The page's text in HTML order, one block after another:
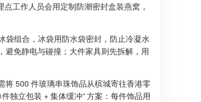
工作人员会用定制防潮密封盒装燕窝，
袋组合，冰袋用防水袋密封，防止冷凝水
免静电与碰撞；大件家具则先拆解，用
500 件玻璃串珠饰品从槟城寄往香港零
独立包装 + 集体缓冲” 方案：每件饰品用